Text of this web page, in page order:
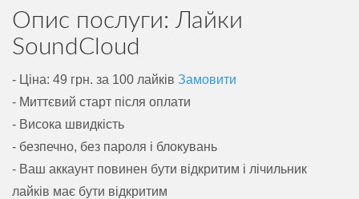
Опис послуги: Лайки
SoundCloud
- Ціна: 49 грн. за 100 лайків Замовити
- Миттєвий старт після оплати
- Висока швидкість
- безпечно, без пароля і блокувань
- Ваш аккаунт повинен бути відкритим і лічильник
лайків має бути відкритим